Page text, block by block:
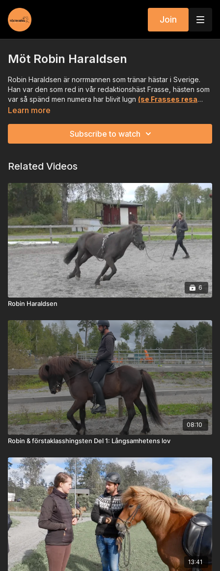
Join
Möt Robin Haraldsen
Robin Haraldsen är norrmannen som tränar hästar i Sverige.
Han var den som red in vår redaktionshäst Frasse, hästen som
var så spänd men numera har blivit lugn (se Frasses resa
från skengalen till lugn ridhäst här)
Learn more
Subscribe to watch
Related Videos
6
Robin Haraldsen
08:10
Robin & förstaklasshingsten Del 1: Långsamhetens lov
13:41